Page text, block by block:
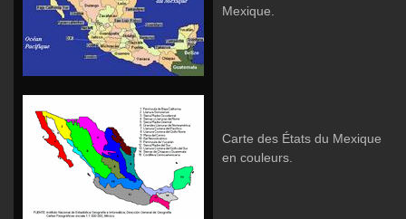
Mexique.
Carte des États du Mexique
en couleurs.